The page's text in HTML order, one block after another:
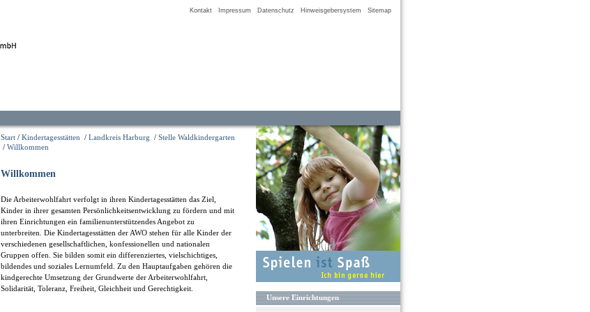
Kontakt Impressum Datenschutz Hinweisgebersystem Sitemap
Start / Kindertagesstätten / Landkreis Harburg / Stelle Waldkindergarten
/ Willkommen
Willkommen
Die Arbeiterwohlfahrt verfolgt in ihren Kindertagesstätten das Ziel,
Kinder in ihrer gesamten Persönlichkeitsentwicklung zu fördern und mit
ihren Einrichtungen ein familienunterstützendes Angebot zu
unterbreiten. Die Kindertagesstätten der AWO stehen für alle Kinder der
verschiedenen gesellschaftlichen, konfessionellen und nationalen
Gruppen offen. Sie bilden somit ein differenziertes, vielschichtiges,
bildendes und soziales Lernumfeld. Zu den Hauptaufgaben gehören die
kindgerechte Umsetzung der Grundwerte der Arbeiterwohlfahrt,
Solidarität, Toleranz, Freiheit, Gleichheit und Gerechtigkeit.
Unsere Einrichtungen